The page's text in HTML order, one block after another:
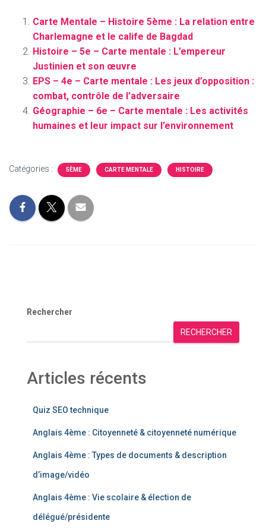
Carte Mentale – Histoire 5ème : La relation entre
Charlemagne et le calife de Bagdad
Histoire – 5e – Carte mentale : L’empereur
Justinien et son œuvre
EPS – 4e – Carte mentale : Les jeux d’opposition :
combat, contrôle de l’adversaire
Géographie – 6e – Carte mentale : Les activités
humaines et leur impact sur l’environnement
Catégories : 5ÈME CARTE MENTALE HISTOIRE
Rechercher
RECHERCHER
Articles récents
Quiz SEO technique
Anglais 4ème : Citoyenneté & citoyenneté numérique
Anglais 4ème : Types de documents & description
d’image/vidéo
Anglais 4ème : Vie scolaire & élection de
délégué/présidente